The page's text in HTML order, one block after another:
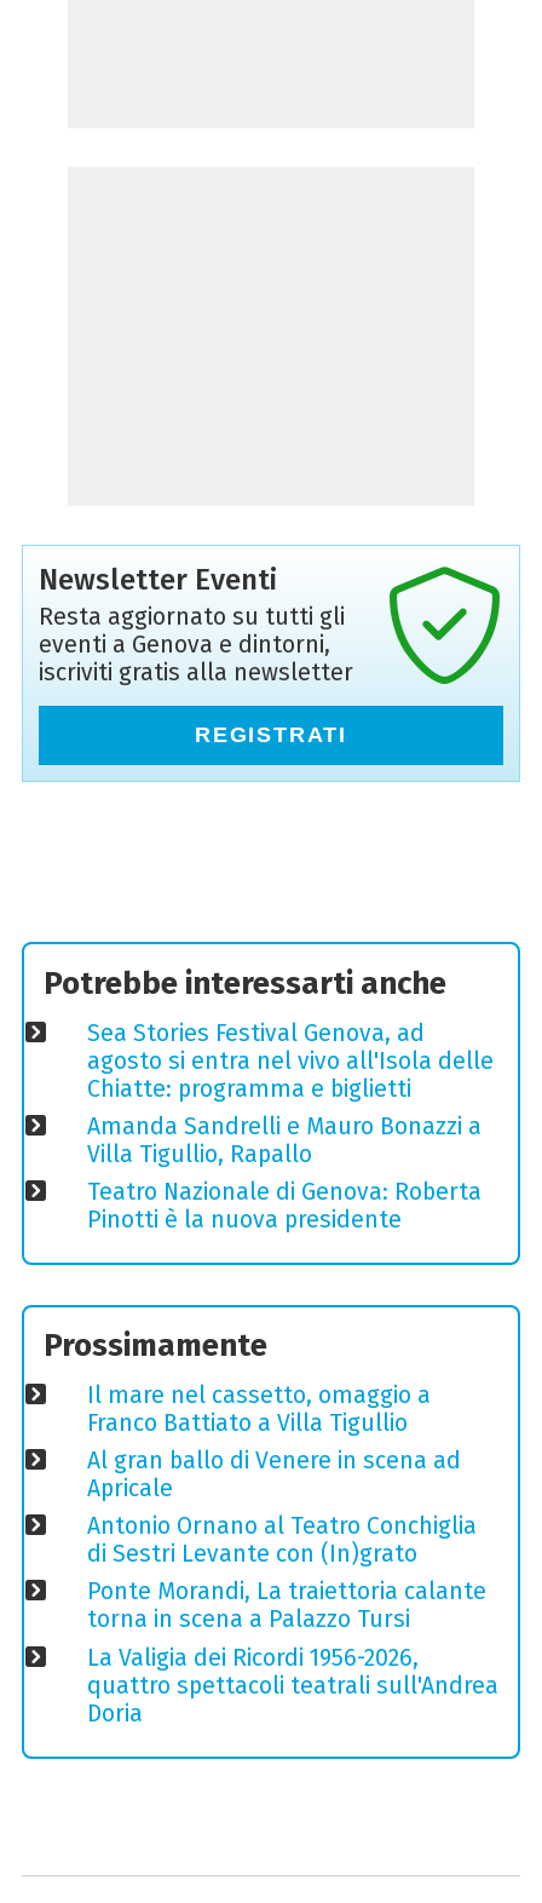
Newsletter Eventi
Resta aggiornato su tutti gli
eventi a Genova e dintorni,
iscriviti gratis alla newsletter
REGISTRATI
Potrebbe interessarti anche
Sea Stories Festival Genova, ad
agosto si entra nel vivo all'Isola delle
Chiatte: programma e biglietti
Amanda Sandrelli e Mauro Bonazzi a
Villa Tigullio, Rapallo
Teatro Nazionale di Genova: Roberta
Pinotti è la nuova presidente
Prossimamente
Il mare nel cassetto, omaggio a
Franco Battiato a Villa Tigullio
Al gran ballo di Venere in scena ad
Apricale
Antonio Ornano al Teatro Conchiglia
di Sestri Levante con (In)grato
Ponte Morandi, La traiettoria calante
torna in scena a Palazzo Tursi
La Valigia dei Ricordi 1956-2026,
quattro spettacoli teatrali sull'Andrea
Doria